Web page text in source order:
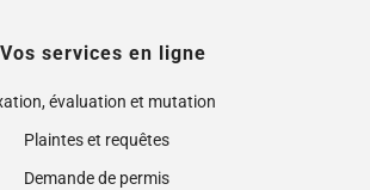
Vos services en ligne
évaluation et mutation
Plaintes et requêtes
Demande de permis